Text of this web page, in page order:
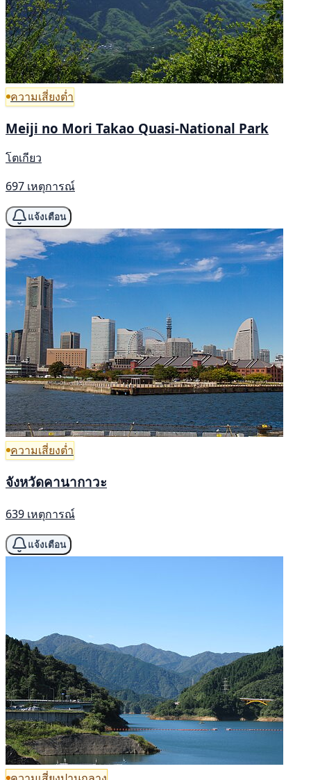
ความเสี่ยงต่ำ
Meiji no Mori Takao Quasi-National Park
โตเกียว
697 เหตุการณ์
แจ้งเตือน
ความเสี่ยงต่ำ
จังหวัดคานากาวะ
639 เหตุการณ์
แจ้งเตือน